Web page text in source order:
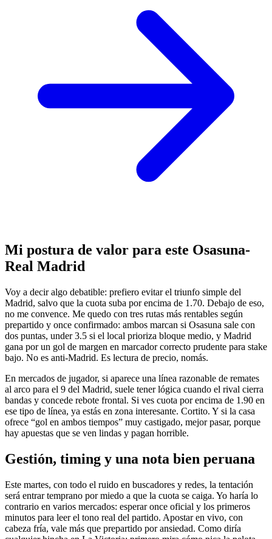
Mi postura de valor para este Osasuna-
Real Madrid
Voy a decir algo debatible: prefiero evitar el triunfo simple del
Madrid, salvo que la cuota suba por encima de 1.70. Debajo de eso,
no me convence. Me quedo con tres rutas más rentables según
prepartido y once confirmado: ambos marcan si Osasuna sale con
dos puntas, under 3.5 si el local prioriza bloque medio, y Madrid
gana por un gol de margen en marcador correcto prudente para stake
bajo. No es anti-Madrid. Es lectura de precio, nomás.
En mercados de jugador, si aparece una línea razonable de remates
al arco para el 9 del Madrid, suele tener lógica cuando el rival cierra
bandas y concede rebote frontal. Si ves cuota por encima de 1.90 en
ese tipo de línea, ya estás en zona interesante. Cortito. Y si la casa
ofrece “gol en ambos tiempos” muy castigado, mejor pasar, porque
hay apuestas que se ven lindas y pagan horrible.
Gestión, timing y una nota bien peruana
Este martes, con todo el ruido en buscadores y redes, la tentación
será entrar temprano por miedo a que la cuota se caiga. Yo haría lo
contrario en varios mercados: esperar once oficial y los primeros
minutos para leer el tono real del partido. Apostar en vivo, con
cabeza fría, vale más que prepartido por ansiedad. Como diría